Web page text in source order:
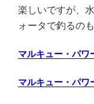
楽しいですが、
ォータで釣るの
マルキュー・パワ
マルキュー・パワ